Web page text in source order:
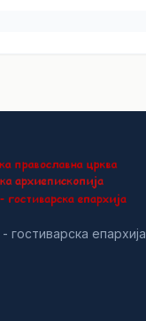
епархија